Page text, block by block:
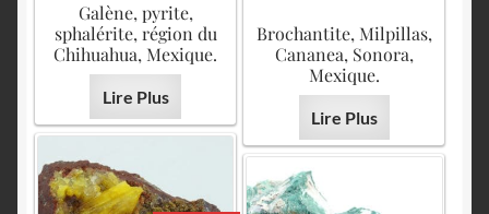
Galène, pyrite,
sphalérite, région du
Chihuahua, Mexique.
Lire Plus
Brochantite, Milpillas,
Cananea, Sonora,
Mexique.
Lire Plus